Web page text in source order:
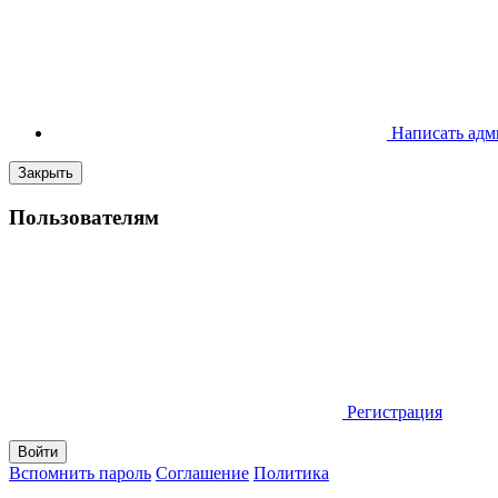
Написать
Закрыть
Пользователям
Регистрация
Вспомнить пароль Соглашение Политика